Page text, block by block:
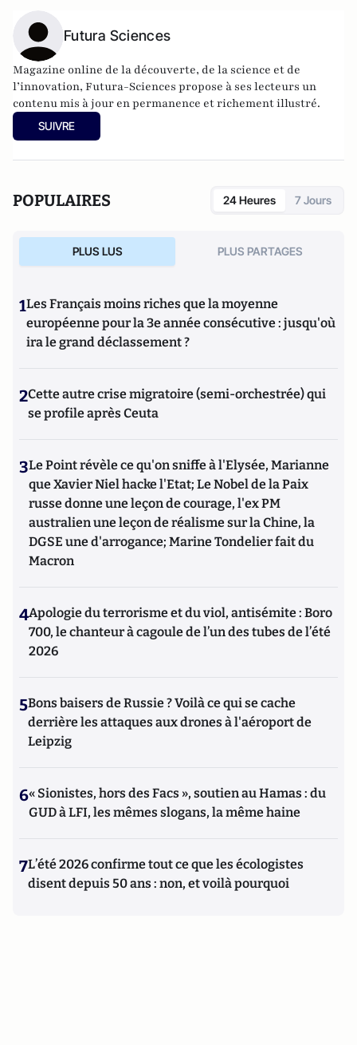
Futura Sciences
Magazine online de la découverte, de la science et de
l’innovation, Futura-Sciences propose à ses lecteurs un
contenu mis à jour en permanence et richement illustré.
SUIVRE
POPULAIRES 24 Heures 7 Jours
PLUS LUS PLUS PARTAGES
1Les Français moins riches que la moyenne
européenne pour la 3e année consécutive : jusqu'où
ira le grand déclassement ?
2Cette autre crise migratoire (semi-orchestrée) qui
se profile après Ceuta
3Le Point révèle ce qu'on sniffe à l'Elysée, Marianne
que Xavier Niel hacke l'Etat; Le Nobel de la Paix
russe donne une leçon de courage, l'ex PM
australien une leçon de réalisme sur la Chine, la
DGSE une d'arrogance; Marine Tondelier fait du
Macron
4Apologie du terrorisme et du viol, antisémite : Boro
700, le chanteur à cagoule de l’un des tubes de l’été
2026
5Bons baisers de Russie ? Voilà ce qui se cache
derrière les attaques aux drones à l'aéroport de
Leipzig
6« Sionistes, hors des Facs », soutien au Hamas : du
GUD à LFI, les mêmes slogans, la même haine
7L’été 2026 confirme tout ce que les écologistes
disent depuis 50 ans : non, et voilà pourquoi